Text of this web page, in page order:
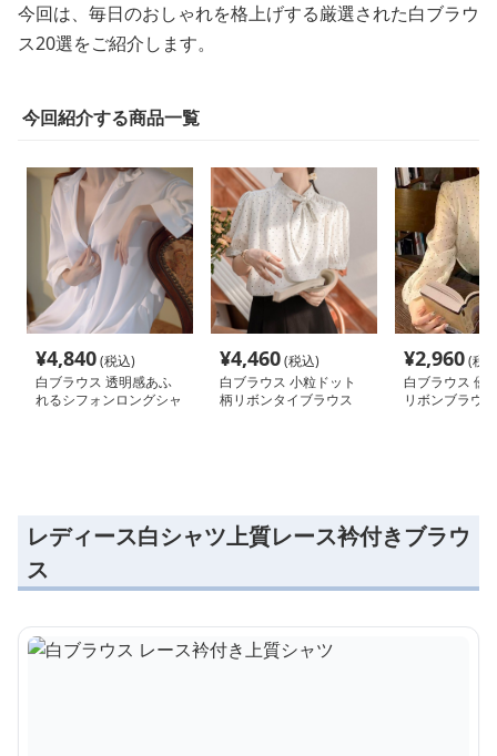
今回は、毎日のおしゃれを格上げする厳選された白ブラウ
ス20選をご紹介します。
今回紹介する商品一覧
¥4,840(税込)
白ブラウス 透明感あふ
れるシフォンロングシャ
¥4,460(税込)
白ブラウス 小粒ドット
柄リボンタイブラウス
¥2,960(税
白ブラウス 優
リボンブラウス
レディース白シャツ上質レース衿付きブラウ
ス